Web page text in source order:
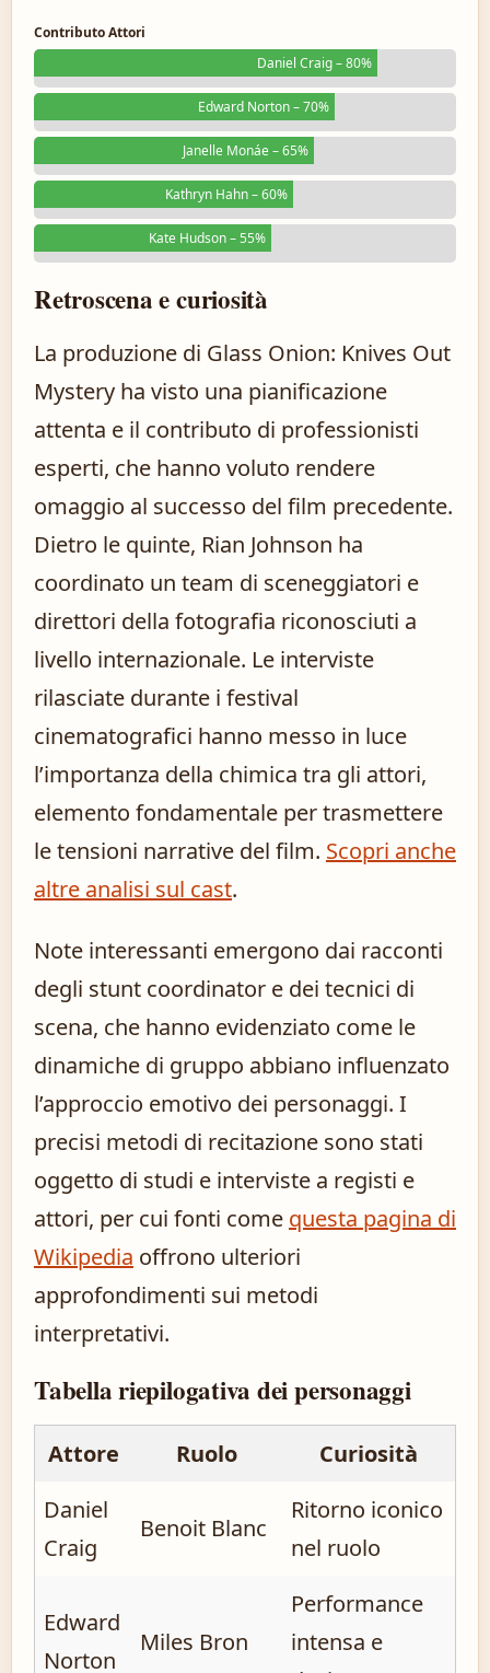
Contributo Attori
Daniel Craig – 80%
Edward Norton – 70%
Janelle Monáe – 65%
Kathryn Hahn – 60%
Kate Hudson – 55%
Retroscena e curiosità
La produzione di Glass Onion: Knives Out
Mystery ha visto una pianificazione
attenta e il contributo di professionisti
esperti, che hanno voluto rendere
omaggio al successo del film precedente.
Dietro le quinte, Rian Johnson ha
coordinato un team di sceneggiatori e
direttori della fotografia riconosciuti a
livello internazionale. Le interviste
rilasciate durante i festival
cinematografici hanno messo in luce
l’importanza della chimica tra gli attori,
elemento fondamentale per trasmettere
le tensioni narrative del film. Scopri anche
altre analisi sul cast.
Note interessanti emergono dai racconti
degli stunt coordinator e dei tecnici di
scena, che hanno evidenziato come le
dinamiche di gruppo abbiano influenzato
l’approccio emotivo dei personaggi. I
precisi metodi di recitazione sono stati
oggetto di studi e interviste a registi e
attori, per cui fonti come questa pagina di
Wikipedia offrono ulteriori
approfondimenti sui metodi
interpretativi.
Tabella riepilogativa dei personaggi
Attore Ruolo
Curiosità
Daniel
Craig
Benoit Blanc
Ritorno iconico
nel ruolo
Edward
Norton
Miles Bron
Performance
intensa e